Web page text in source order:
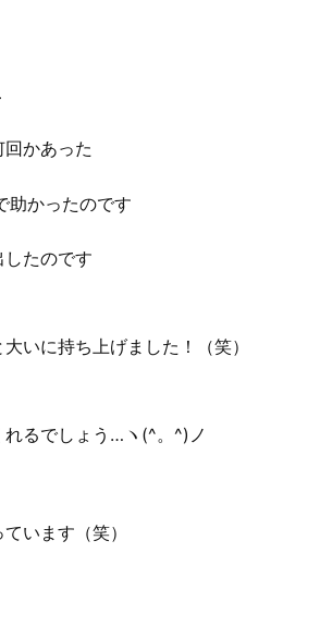
かあった
助かったのです
たのです
いに持ち上げました！（笑）
れるでしょう…ヽ(^。^)ノ
います（笑）